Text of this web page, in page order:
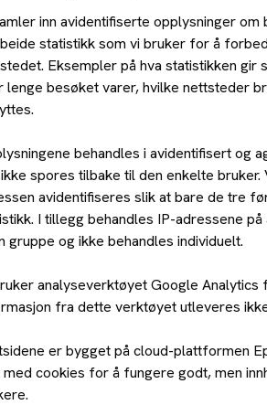
inn avidentifiserte opplysninger
statistikk som vi bruker for å
Eksempler på hva statistikken gir
lenge besøket varer, hvilke nettsteder
behandles i avidentifisert og
spores tilbake til den enkelte
avidentifiseres slik at bare de tre
I tillegg behandles IP-adressene
gruppe og ikke behandles individuelt.
analyseverktøyet Google Analytics
fra dette verktøyet utleveres
er bygget på cloud-plattformen
cookies for å fungere godt, men